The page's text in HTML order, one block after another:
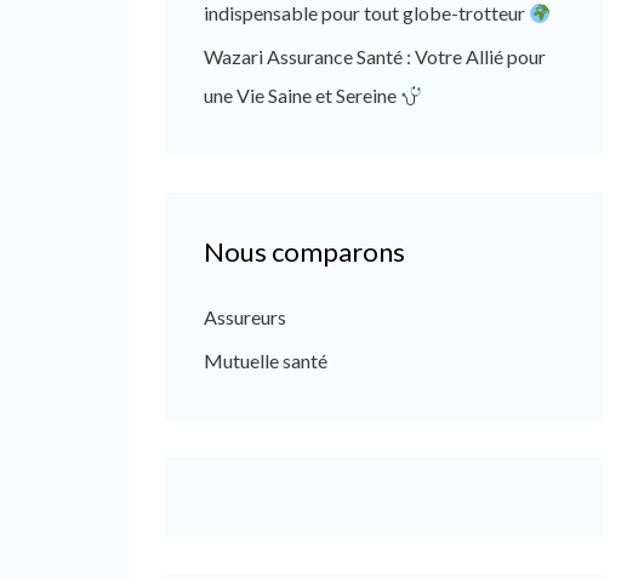
indispensable pour tout globe-trotteur
Wazari Assurance Santé : Votre Allié pour
une Vie Saine et Sereine
Nous comparons
Assureurs
Mutuelle santé